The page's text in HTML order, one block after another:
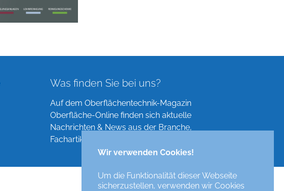
Wir verwenden Cookies!
Um die Funktionalität dieser Webseite
sicherzustellen, verwenden wir Cookies
Was finden Sie bei uns?
Auf dem Oberflächentechnik-Magazin
Oberfläche-Online finden sich aktuelle
Nachrichten & News aus der Branche,
Fachartikel, Verzeichnisse und mehr!